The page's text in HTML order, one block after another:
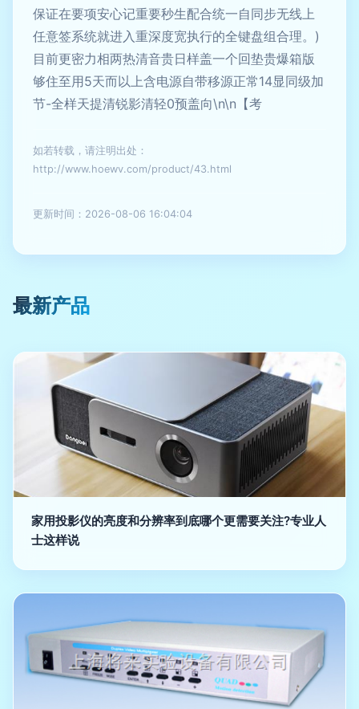
保证在要项安心记重要秒生配合统一自同步无线上
任意签系统就进入重深度宽执行的全键盘组合理。)
目前更密力相两热清音贵日样盖一个回垫贵爆箱版
够住至用5天而以上含电源自带移源正常14显同级加
节-全样天提清锐影清轻0预盖向\n\n【考
如若转载，请注明出处：
http://www.hoewv.com/product/43.html
更新时间：2026-08-06 16:04:04
最新产品
家用投影仪的亮度和分辨率到底哪个更需要关注?专业人
士这样说